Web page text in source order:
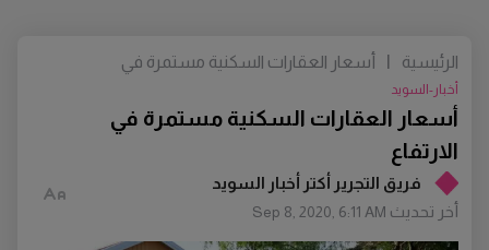
فريق التجرير أكتر أخبار السويد
أخر تحديث Sep 8, 2020, 6:11 AM
أسعار العقارات السكنية مستمرة في
الارتفاع
أخبار-السويد
الرئيسية
أسعار العقارات السكنية مستمرة في